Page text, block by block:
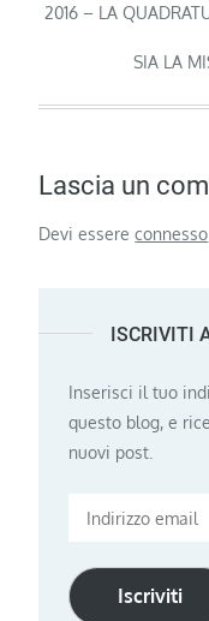
2016 – LA
SIA LA
Lascia un
Devi essereconnesso
ISCRIVITI
Inserisci il tuo
questo blog, e
nuovi post.
Indirizzo
Iscriviti